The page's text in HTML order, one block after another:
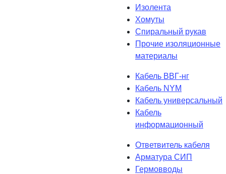
Изолента
Хомуты
Спиральный рукав
Прочие изоляционные
материалы
Кабель ВВГ-нг
Кабель NYM
Кабель универсальный
Кабель
информационный
Ответвитель кабеля
Арматура СИП
Гермовводы